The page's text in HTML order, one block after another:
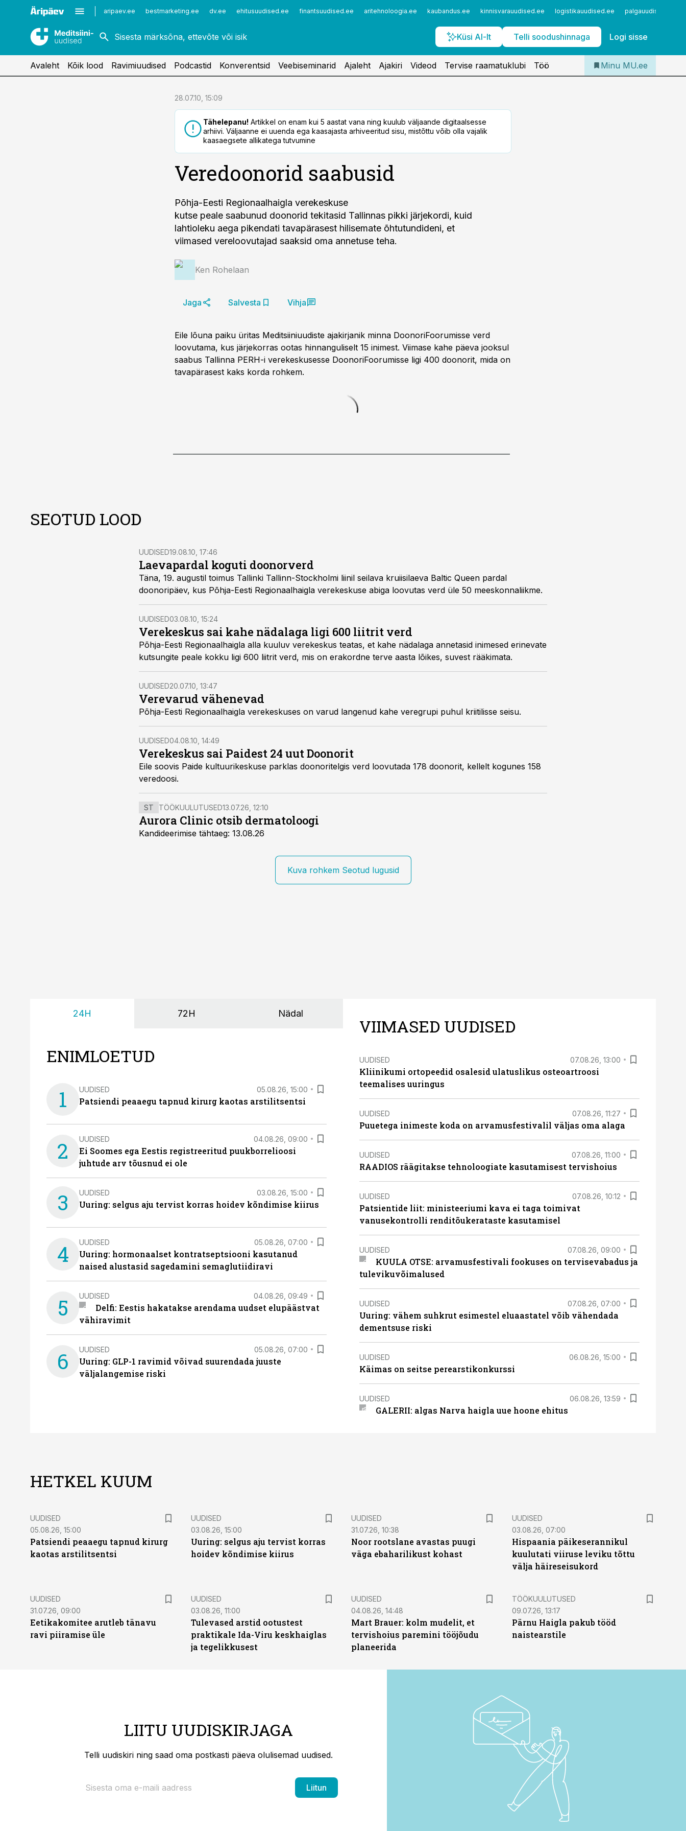
aripaev.ee bestmarketing.ee dv.ee ehitusuudised.ee finantsuudised.ee aritehnoloogia.ee kaubandus.ee kinnisvarauudised.ee logistikauudised.ee palgauudised.ee
Küsi AI-lt Telli soodushinnaga Logi sisse
Kirurgia
Naistehaigused
Vaktsineerimine
Iseteenindus
Telli Meditsiiniuudised
Avaleht Kõik lood Ravimiuudised Podcastid Konverentsid Veebiseminarid Ajaleht Ajakiri Videod Tervise raamatuklubi Töö Minu MU.ee
28.07.10, 15:09
Tähelepanu! Artikkel on enam kui 5 aastat vana ning kuulub väljaande digitaalsesse
arhiivi. Väljaanne ei uuenda ega kaasajasta arhiveeritud sisu, mistõttu võib olla vajalik
kaasaegsete allikatega tutvumine
Veredoonorid saabusid
Põhja-Eesti Regionaalhaigla verekeskuse
kutse peale saabunud doonorid tekitasid Tallinnas pikki järjekordi, kuid
lahtioleku aega pikendati tavapärasest hilisemate õhtutundideni, et
viimased vereloovutajad saaksid oma annetuse teha.
Ken Rohelaan
Jaga Salvesta Vihja
Eile lõuna paiku üritas Meditsiiniuudiste ajakirjanik minna DoonoriFoorumisse verd
loovutama, kus järjekorras ootas hinnanguliselt 15 inimest. Viimase kahe päeva jooksul
saabus Tallinna PERH-i verekeskusesse DoonoriFoorumisse ligi 400 doonorit, mida on
tavapärasest kaks korda rohkem.
SEOTUD LOOD
UUDISED19.08.10, 17:46
Laevapardal koguti doonorverd
Täna, 19. augustil toimus Tallinki Tallinn-Stockholmi liinil seilava kruiisilaeva Baltic Queen pardal
doonoripäev, kus Põhja-Eesti Regionaalhaigla verekeskuse abiga loovutas verd üle 50 meeskonnaliikme.
UUDISED03.08.10, 15:24
Verekeskus sai kahe nädalaga ligi 600 liitrit verd
Põhja-Eesti Regionaalhaigla alla kuuluv verekeskus teatas, et kahe nädalaga annetasid inimesed erinevate
kutsungite peale kokku ligi 600 liitrit verd, mis on erakordne terve aasta lõikes, suvest rääkimata.
UUDISED20.07.10, 13:47
Verevarud vähenevad
Põhja-Eesti Regionaalhaigla verekeskuses on varud langenud kahe veregrupi puhul kriitilisse seisu.
UUDISED04.08.10, 14:49
Verekeskus sai Paidest 24 uut Doonorit
Eile soovis Paide kultuurikeskuse parklas doonoritelgis verd loovutada 178 doonorit, kellelt kogunes 158
veredoosi.
ST TÖÖKUULUTUSED13.07.26, 12:10
Aurora Clinic otsib dermatoloogi
Kandideerimise tähtaeg: 13.08.26
Kuva rohkem Seotud lugusid
24H 72H Nädal
ENIMLOETUD
1 UUDISED 05.08.26, 15:00
Patsiendi peaaegu tapnud kirurg kaotas arstilitsentsi
2 UUDISED 04.08.26, 09:00
Ei Soomes ega Eestis registreeritud puukborrelioosi
juhtude arv tõusnud ei ole
3 UUDISED 03.08.26, 15:00
Uuring: selgus aju tervist korras hoidev kõndimise kiirus
4 UUDISED 05.08.26, 07:00
Uuring: hormonaalset kontratseptsiooni kasutanud
naised alustasid sagedamini semaglutiidiravi
5 UUDISED 04.08.26, 09:49
Delfi: Eestis hakatakse arendama uudset elupäästvat
vähiravimit
6 UUDISED 05.08.26, 07:00
Uuring: GLP-1 ravimid võivad suurendada juuste
väljalangemise riski
VIIMASED UUDISED
UUDISED 07.08.26, 13:00
Kliinikumi ortopeedid osalesid ulatuslikus osteoartroosi
teemalises uuringus
UUDISED 07.08.26, 11:27
Puuetega inimeste koda on arvamusfestivalil väljas oma alaga
UUDISED 07.08.26, 11:00
RAADIOS räägitakse tehnoloogiate kasutamisest tervishoius
UUDISED 07.08.26, 10:12
Patsientide liit: ministeeriumi kava ei taga toimivat
vanusekontrolli renditõukerataste kasutamisel
UUDISED 07.08.26, 09:00
KUULA OTSE: arvamusfestivali fookuses on tervisevabadus ja
tulevikuvõimalused
UUDISED 07.08.26, 07:00
Uuring: vähem suhkrut esimestel eluaastatel võib vähendada
dementsuse riski
UUDISED 06.08.26, 15:00
Käimas on seitse perearstikonkurssi
UUDISED 06.08.26, 13:59
GALERII: algas Narva haigla uue hoone ehitus
HETKEL KUUM
UUDISED
05.08.26, 15:00
Patsiendi peaaegu tapnud kirurg
kaotas arstilitsentsi
UUDISED
03.08.26, 15:00
Uuring: selgus aju tervist korras
hoidev kõndimise kiirus
UUDISED
31.07.26, 10:38
Noor rootslane avastas puugi
väga ebaharilikust kohast
UUDISED
03.08.26, 07:00
Hispaania päikeserannikul
kuulutati viiruse leviku tõttu
välja häireseisukord
UUDISED
31.07.26, 09:00
Eetikakomitee arutleb tänavu
ravi piiramise üle
UUDISED
03.08.26, 11:00
Tulevased arstid ootustest
praktikale Ida-Viru keskhaiglas
ja tegelikkusest
UUDISED
04.08.26, 14:48
Mart Brauer: kolm mudelit, et
tervishoius paremini tööjõudu
planeerida
ST
TÖÖKUULUTUSED
09.07.26, 13:17
Pärnu Haigla pakub tööd
naistearstile
LIITU UUDISKIRJAGA
Telli uudiskiri ning saad oma postkasti päeva olulisemad uudised.
Liitun